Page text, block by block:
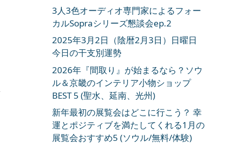
3人3色オーディオ専門家によるフォー
カルSopraシリーズ懇談会ep.2
2025年3月2日（陰暦2月3日）日曜日
今日の干支別運勢
2026年『間取り』が始まるなら？ソウ
ル＆京畿のインテリア小物ショップ
BEST 5 (聖水、延南、光州)
新年最初の展覧会はどこに行こう？ 幸
運とポジティブを満たしてくれる1月の
展覧会おすすめ5 (ソウル/無料/体験)